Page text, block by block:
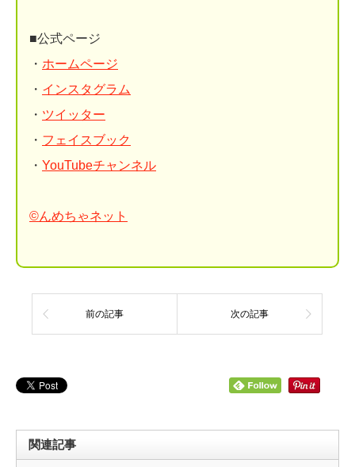
■公式ページ
・ ホームページ
・ インスタグラム
・ ツイッター
・ フェイスブック
・ YouTubeチャンネル
©んめちゃネット
前の記事 次の記事
関連記事